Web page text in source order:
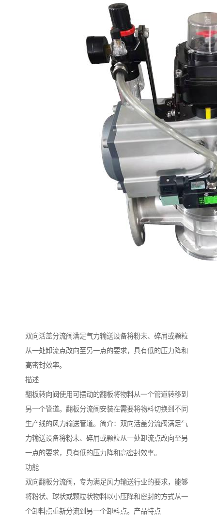
双向活盖分流阀满足气力输送设备将粉末、碎屑或颗粒
从一处卸流点改向至另一点的要求，具有低的压力降和
高密封效率。
描述
翻板转向阀使用可摆动的翻板将物料从一个管道转移到
另一个管道。翻板分流阀安装在需要将物料切换到不同
生产线的风力输送管道。简介：双向活盖分流阀满足气
力输送设备将粉末、碎屑或颗粒从一处卸流点改向至另
一点的要求，具有低的压力降和高密封效率。
功能
双向翻板分流阀，专为满足风力输送行业的要求，能够
将粉状、球状或颗粒状物料以小压降和密封的方式从一
个卸料点重新分流到另一个卸料点。产品特点